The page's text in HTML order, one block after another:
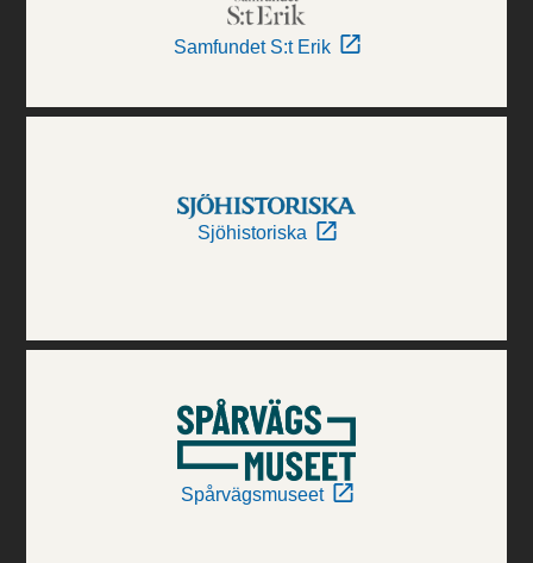
Samfundet S:t Erik
Sjöhistoriska
Spårvägsmuseet